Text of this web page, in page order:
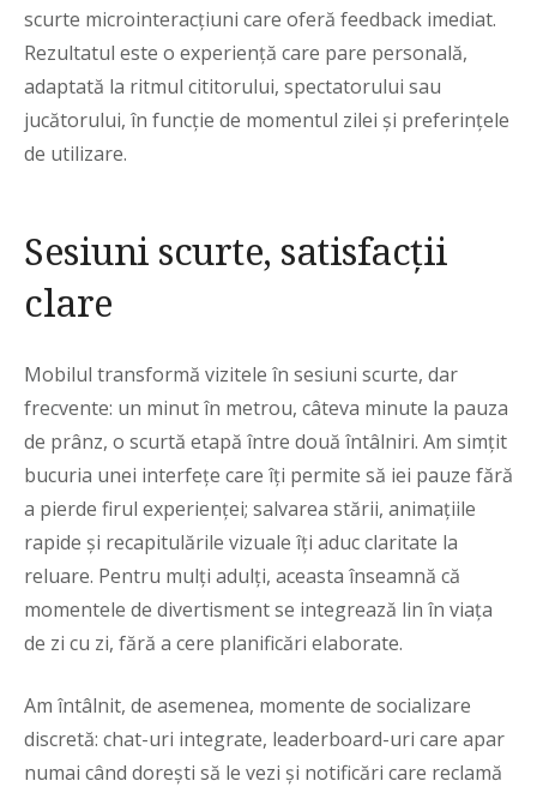
scurte microinteracțiuni care oferă feedback imediat.
Rezultatul este o experiență care pare personală,
adaptată la ritmul cititorului, spectatorului sau
jucătorului, în funcție de momentul zilei și preferințele
de utilizare.
Sesiuni scurte, satisfacții
clare
Mobilul transformă vizitele în sesiuni scurte, dar
frecvente: un minut în metrou, câteva minute la pauza
de prânz, o scurtă etapă între două întâlniri. Am simțit
bucuria unei interfețe care îți permite să iei pauze fără
a pierde firul experienței; salvarea stării, animațiile
rapide și recapitulările vizuale îți aduc claritate la
reluare. Pentru mulți adulți, aceasta înseamnă că
momentele de divertisment se integrează lin în viața
de zi cu zi, fără a cere planificări elaborate.
Am întâlnit, de asemenea, momente de socializare
discretă: chat-uri integrate, leaderboard-uri care apar
numai când dorești să le vezi și notificări care reclamă